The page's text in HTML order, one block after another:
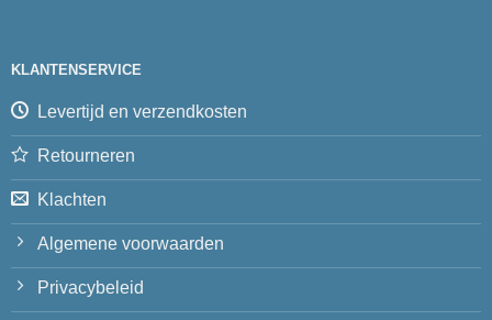
KLANTENSERVICE
Levertijd en verzendkosten
Retourneren
Klachten
Algemene voorwaarden
Privacybeleid